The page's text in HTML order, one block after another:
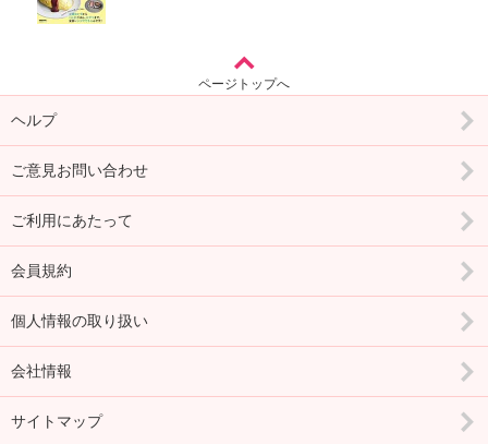
ページトップへ
ヘルプ
ご意見お問い合わせ
ご利用にあたって
会員規約
個人情報の取り扱い
会社情報
サイトマップ